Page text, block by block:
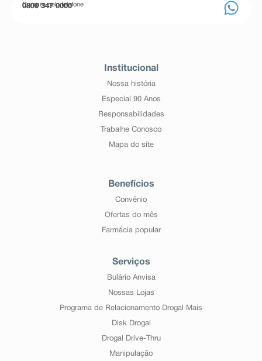
Compre pelo telefone
0800 347 0000
Institucional
Nossa história
Especial 90 Anos
Responsabilidades
Trabalhe Conosco
Mapa do site
Benefícios
Convênio
Ofertas do mês
Farmácia popular
Serviços
Bulário Anvisa
Nossas Lojas
Programa de Relacionamento Drogal Mais
Disk Drogal
Drogal Drive-Thru
Manipulação